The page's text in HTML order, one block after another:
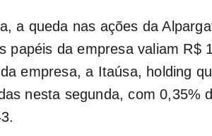
a queda nas ações da
papéis da empresa valiam R$
empresa, a Itaúsa, holding
nesta segunda, com 0,35%